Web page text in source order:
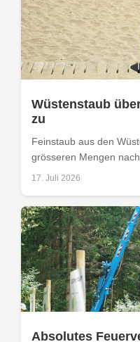
Wüstenstaub
zu
Feinstaub aus den
grösseren Mengen
17. Juli 2026
Absolutes